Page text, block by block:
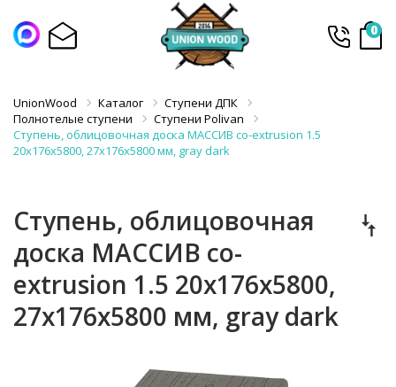
0
UnionWood Каталог
Ступени ДПК
Полнотелые ступени
Ступени Polivan
Ступень, облицовочная доска МАССИВ co-extrusion 1.5
20х176х5800, 27х176х5800 мм, gray dark
Ступень, облицовочная
доска МАССИВ co-
extrusion 1.5 20х176х5800,
27х176х5800 мм, gray dark